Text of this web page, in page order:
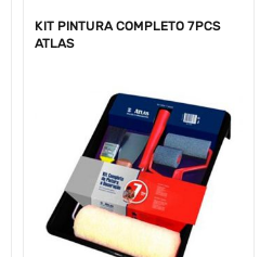
KIT PINTURA COMPLETO 7PCS
ATLAS